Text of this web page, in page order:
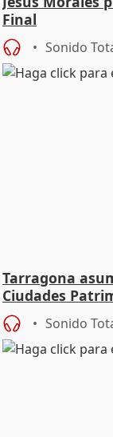
Final
Sonido
Tarragona
Ciudades
Sonido